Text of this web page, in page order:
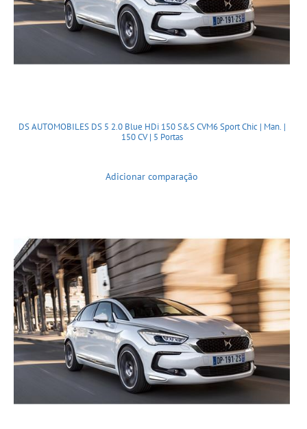
DS AUTOMOBILES DS 5 2.0 Blue HDi 150 S&S CVM6 Sport Chic | Man. |
150 CV | 5 Portas
Adicionar comparação